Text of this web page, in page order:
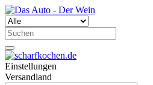
Einstellungen
Versandland